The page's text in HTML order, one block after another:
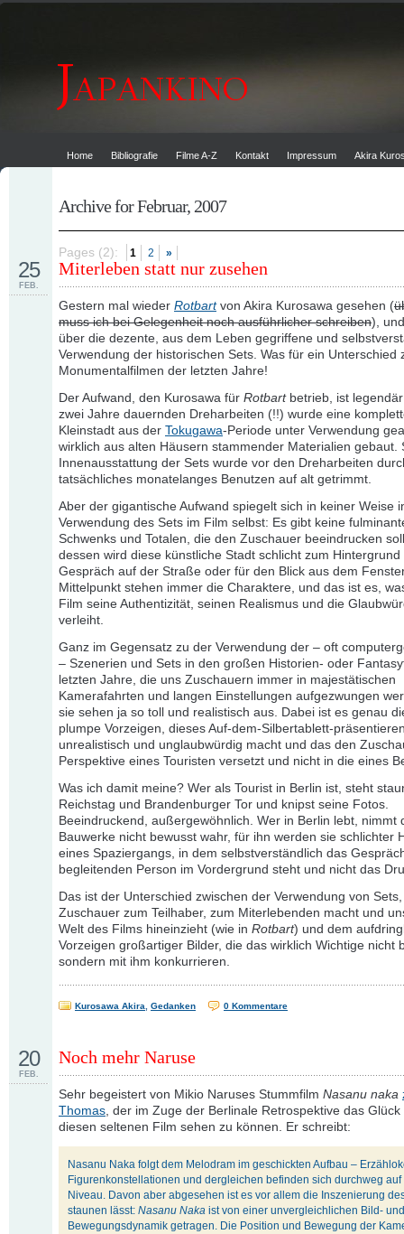
Home Bibliografie Filme A-Z Kontakt Impressum Akira
Archive for Februar, 2007
Pages (2): 1 2 »
Miterleben statt nur zusehen
25
FEB.
Gestern mal wieder Rotbartvon Akira Kurosawa gesehen (
muss ich bei Gelegenheit noch ausführlicher schreiben),
über die dezente, aus dem Leben gegriffene und
Verwendung der historischen Sets. Was für ein Unterschied
Monumentalfilmen der letzten Jahre!
Der Aufwand, den Kurosawa für Rotbartbetrieb, ist
zwei Jahre dauernden Dreharbeiten (!!) wurde eine
Kleinstadt aus der Tokugawa-Periode unter Verwendung
wirklich aus alten Häusern stammender Materialien gebaut.
Innenausstattung der Sets wurde vor den Dreharbeiten
tatsächliches monatelanges Benutzen auf alt getrimmt.
Aber der gigantische Aufwand spiegelt sich in keiner Weise
Verwendung des Sets im Film selbst: Es gibt keine
Schwenks und Totalen, die den Zuschauer beeindrucken
dessen wird diese künstliche Stadt schlicht zum Hintergrund
Gespräch auf der Straße oder für den Blick aus dem
Mittelpunkt stehen immer die Charaktere, und das ist es,
Film seine Authentizität, seinen Realismus und die
verleiht.
Ganz im Gegensatz zu der Verwendung der – oft
– Szenerien und Sets in den großen Historien- oder
letzten Jahre, die uns Zuschauern immer in majestätischen
Kamerafahrten und langen Einstellungen aufgezwungen
sie sehen ja so toll und realistisch aus. Dabei ist es genau
plumpe Vorzeigen, dieses Auf-dem-Silbertablett-
unrealistisch und unglaubwürdig macht und das den
Perspektive eines Touristen versetzt und nicht in die eines
Was ich damit meine? Wer als Tourist in Berlin ist, steht
Reichstag und Brandenburger Tor und knipst seine Fotos.
Beeindruckend, außergewöhnlich. Wer in Berlin lebt, nimmt
Bauwerke nicht bewusst wahr, für ihn werden sie schlichter
eines Spaziergangs, in dem selbstverständlich das
begleitenden Person im Vordergrund steht und nicht das
Das ist der Unterschied zwischen der Verwendung von
Zuschauer zum Teilhaber, zum Miterlebenden macht und
Welt des Films hineinzieht (wie in Rotbart) und dem
Vorzeigen großartiger Bilder, die das wirklich Wichtige nicht
sondern mit ihm konkurrieren.
Kurosawa Akira Gedanken 0 Kommentare
Noch mehr Naruse
20
FEB.
Sehr begeistert von Mikio Naruses Stummfilm Nasanu naka
Thomas, der im Zuge der Berlinale Retrospektive das Glück
diesen seltenen Film sehen zu können. Er schreibt:
Nasanu Naka folgt dem Melodram im geschickten Aufbau –
Figurenkonstellationen und dergleichen befinden sich durchweg auf
Niveau. Davon aber abgesehen ist es vor allem die Inszenierung
staunen lässt: Nasanu Naka ist von einer unvergleichlichen Bild- und
Bewegungsdynamik getragen. Die Position und Bewegung der